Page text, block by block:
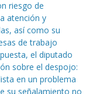
riesgo de
atención y
así como su
de trabajo
el diputado
sobre el despojo:
en un problema
su señalamiento no